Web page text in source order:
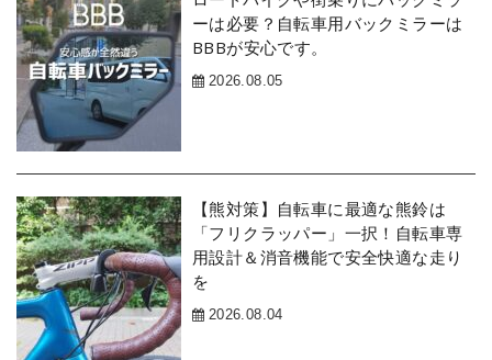
ーは必要？自転車用バックミラーは
BBBが安心です。
2026.08.05
【熊対策】自転車に最適な熊鈴は
「フリクラッパー」一択！自転車専
用設計＆消音機能で安全快適な走り
を
2026.08.04